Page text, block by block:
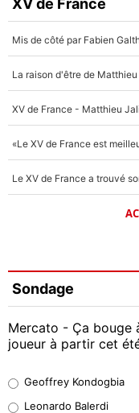
XV de France
Sondage
Mercato - Ça bouge
joueur à partir cet
38%
Geoffrey Kondogbia
Leonardo Balerdi